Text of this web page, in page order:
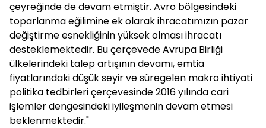
çeyreğinde de devam etmiştir. Avro bölgesindeki
toparlanma eğilimine ek olarak ihracatımızın pazar
değiştirme esnekliğinin yüksek olması ihracatı
desteklemektedir. Bu çerçevede Avrupa Birliği
ülkelerindeki talep artışının devamı, emtia
fiyatlarındaki düşük seyir ve süregelen makro ihtiyati
politika tedbirleri çerçevesinde 2016 yılında cari
işlemler dengesindeki iyileşmenin devam etmesi
beklenmektedir."